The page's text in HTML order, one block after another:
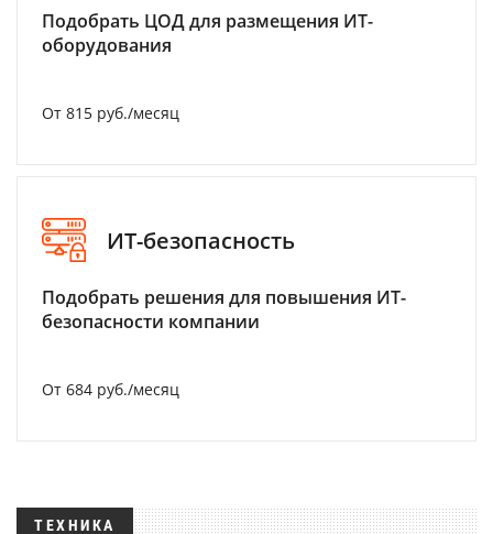
Подобрать ЦОД для размещения ИТ-
оборудования
От 815 руб./месяц
ИТ-безопасность
Подобрать решения для повышения ИТ-
безопасности компании
От 684 руб./месяц
ТЕХНИКА